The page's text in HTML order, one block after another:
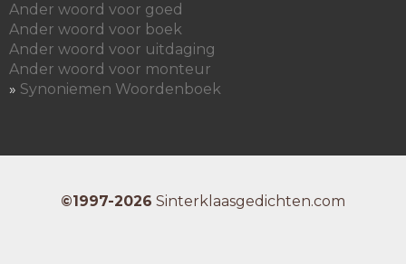
Ander woord voor goed
Ander woord voor boek
Ander woord voor uitdaging
Ander woord voor monteur
» Synoniemen Woordenboek
©1997-2026 Sinterklaasgedichten.com